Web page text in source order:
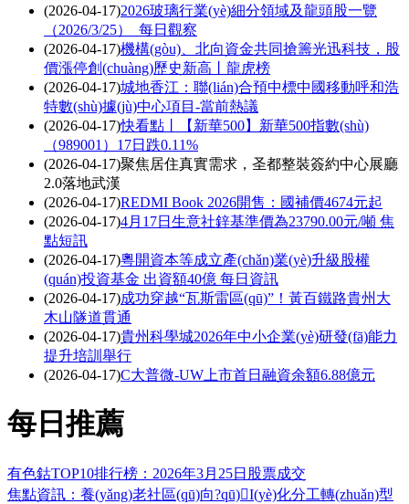
(2026-04-17)2026玻璃行業(yè)細分領域及龍頭股一覽
（2026/3/25）_每日觀察
(2026-04-17)機構(gòu)、北向資金共同搶籌光迅科技，股
價漲停創(chuàng)歷史新高丨龍虎榜
(2026-04-17)城地香江：聯(lián)合預中標中國移動呼和浩
特數(shù)據(jù)中心項目-當前熱議
(2026-04-17)快看點丨【新華500】新華500指數(shù)
（989001）17日跌0.11%
(2026-04-17)聚焦居住真實需求，圣都整裝簽約中心展廳
2.0落地武漢
(2026-04-17)REDMI Book 2026開售：國補價4674元起
(2026-04-17)4月17日生意社鋅基準價為23790.00元/噸 焦
點短訊
(2026-04-17)粵開資本等成立產(chǎn)業(yè)升級股權
(quán)投資基金 出資額40億 每日資訊
(2026-04-17)成功穿越“瓦斯雷區(qū)”！黃百鐵路貴州大
木山隧道貫通
(2026-04-17)貴州科學城2026年中小企業(yè)研發(fā)能力
提升培訓舉行
(2026-04-17)C大普微-UW上市首日融資余額6.88億元
每日推薦
有色鈷TOP10排行榜：2026年3月25日股票成交
焦點資訊：養(yǎng)老社區(qū)向?qū)I(yè)化分工轉(zhuǎn)型